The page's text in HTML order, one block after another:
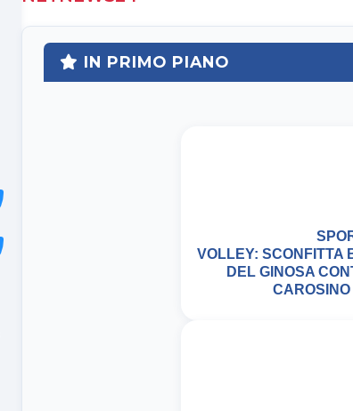
IN PRIMO PIANO
VOLLEY: SCONFITTA
DEL GINOSA
CAROSINO